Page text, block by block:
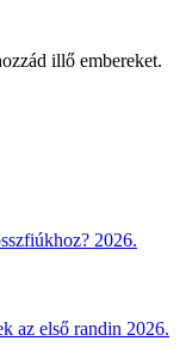
illő embereket.
2026.
az első randin 2026.